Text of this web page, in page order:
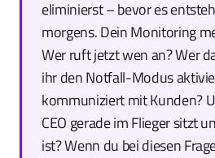
eliminierst – bevor es
morgens. Dein Monitoring
Wer ruft jetzt wen an? Wer
ihr den Notfall-Modus
kommuniziert mit Kunden?
CEO gerade im Flieger sitzt
ist? Wenn du bei diesen